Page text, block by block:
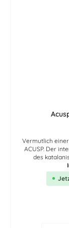
Vermutlich
ACUSP. Der international renommierte Winemaker und Inhaber
des
verwendete für
In der Farbe